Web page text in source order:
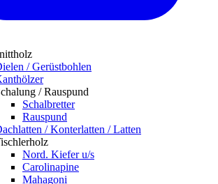
/ Gerüstbohlen
/ Rauspund
Schalbretter
Rauspund
/ Konterlatten / Latten
Nord. Kiefer u/s
Carolinapine
Mahagoni